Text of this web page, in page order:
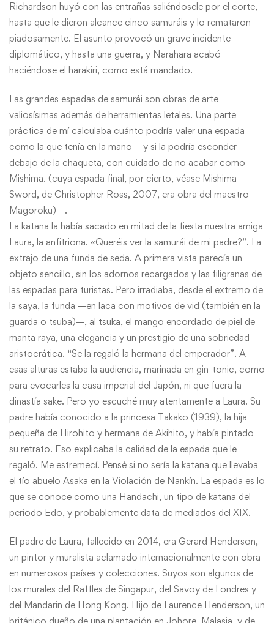
Richardson huyó con las entrañas saliéndosele por el corte,
hasta que le dieron alcance cinco samuráis y lo remataron
piadosamente. El asunto provocó un grave incidente
diplomático, y hasta una guerra, y Narahara acabó
haciéndose el harakiri, como está mandado.
Las grandes espadas de samurái son obras de arte
valiosísimas además de herramientas letales. Una parte
práctica de mí calculaba cuánto podría valer una espada
como la que tenía en la mano —y si la podría esconder
debajo de la chaqueta, con cuidado de no acabar como
Mishima. (cuya espada final, por cierto, véase Mishima
Sword, de Christopher Ross, 2007, era obra del maestro
Magoroku)—.
La katana la había sacado en mitad de la fiesta nuestra amiga
Laura, la anfitriona. «Queréis ver la samurái de mi padre?”. La
extrajo de una funda de seda. A primera vista parecía un
objeto sencillo, sin los adornos recargados y las filigranas de
las espadas para turistas. Pero irradiaba, desde el extremo de
la saya, la funda —en laca con motivos de vid (también en la
guarda o tsuba)—, al tsuka, el mango encordado de piel de
manta raya, una elegancia y un prestigio de una sobriedad
aristocrática. “Se la regaló la hermana del emperador”. A
esas alturas estaba la audiencia, marinada en gin-tonic, como
para evocarles la casa imperial del Japón, ni que fuera la
dinastía sake. Pero yo escuché muy atentamente a Laura. Su
padre había conocido a la princesa Takako (1939), la hija
pequeña de Hirohito y hermana de Akihito, y había pintado
su retrato. Eso explicaba la calidad de la espada que le
regaló. Me estremecí. Pensé si no sería la katana que llevaba
el tío abuelo Asaka en la Violación de Nankín. La espada es lo
que se conoce como una Handachi, un tipo de katana del
periodo Edo, y probablemente data de mediados del XIX.
El padre de Laura, fallecido en 2014, era Gerard Henderson,
un pintor y muralista aclamado internacionalmente con obra
en numerosos países y colecciones. Suyos son algunos de
los murales del Raffles de Singapur, del Savoy de Londres y
del Mandarin de Hong Kong. Hijo de Laurence Henderson, un